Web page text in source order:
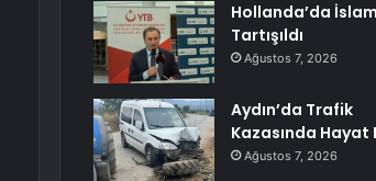
Hollanda’da
Tartışıldı
Ağustos 7, 2026
Aydın’da Trafik
Kazasında Hayat
Ağustos 7, 2026